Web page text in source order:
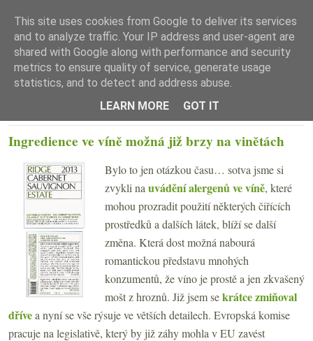
☰ Menu
Ingredience ve víně možná již brzy na vinětách
Bylo to jen otázkou času… sotva jsme si
zvykli na uvádění alergenů ve víně, které
mohou prozradit použití některých čiřících
prostředků a dalších látek, blíží se další
změna. Která dost možná nabourá
romantickou představu mnohých
konzumentů, že víno je prostě a jen zkvašený
mošt z hroznů. Již jsem sekrátce zmiňoval
dřívea nyní se vše rýsuje ve větších detailech. Evropská komise
pracuje na legislativě, který by již záhy mohla v EU zavést
This site uses cookies from Google to deliver its services
and to analyze traffic. Your IP address and user-agent are
shared with Google along with performance and security
metrics to ensure quality of service, generate usage
statistics, and to detect and address abuse.
LEARN MORE
GOT IT